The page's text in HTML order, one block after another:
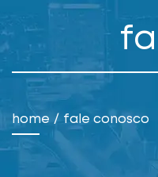
home fale conosco